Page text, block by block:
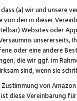
(a) wir und
von den in dieser
Websites oder
unsererseits,
oder eine andere
die wir ggf. im
sind, wenn sie
von
diese Vereinbarung